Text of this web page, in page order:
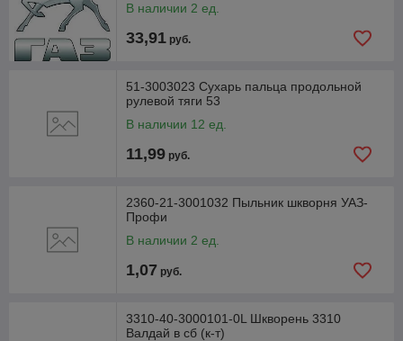
В наличии 2 ед.
33,91 руб.
51-3003023 Сухарь пальца продольной
рулевой тяги 53
В наличии 12 ед.
11,99 руб.
2360-21-3001032 Пыльник шкворня УАЗ-
Профи
В наличии 2 ед.
1,07 руб.
3310-40-3000101-0L Шкворень 3310
Валдай в сб (к-т)